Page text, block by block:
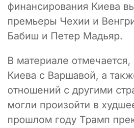
финансирования Киева
премьеры Чехии и
Бабиш и Петер Мадьяр.
В материале отмечается,
Киева с Варшавой, а
отношений с другими
могли произойти в
прошлом году Трамп